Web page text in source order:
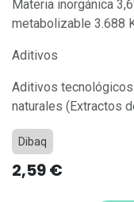
Materia inorgánica
metabolizable 3.688
Aditivos
Aditivos
naturales (Extractos
Dibaq
2,59€